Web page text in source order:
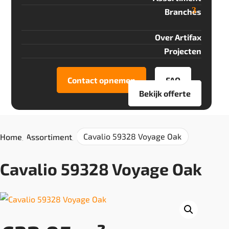
Branches
Over Artifax
Projecten
FAQ
Contact opnemen
Bekijk offerte
Home Assortiment Cavalio 59328 Voyage Oak
Cavalio 59328 Voyage Oak